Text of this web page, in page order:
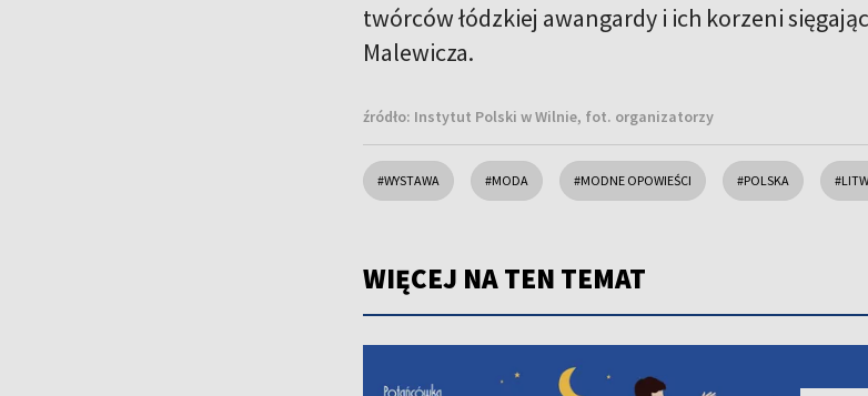
twórców łódzkiej awangardy i ich korzeni
Malewicza.
źródło: Instytut Polski w Wilnie, fot. organizatorzy
#WYSTAWA #MODA #MODNE OPOWIEŚCI #POLSKA
WIĘCEJ NA TEN TEMAT